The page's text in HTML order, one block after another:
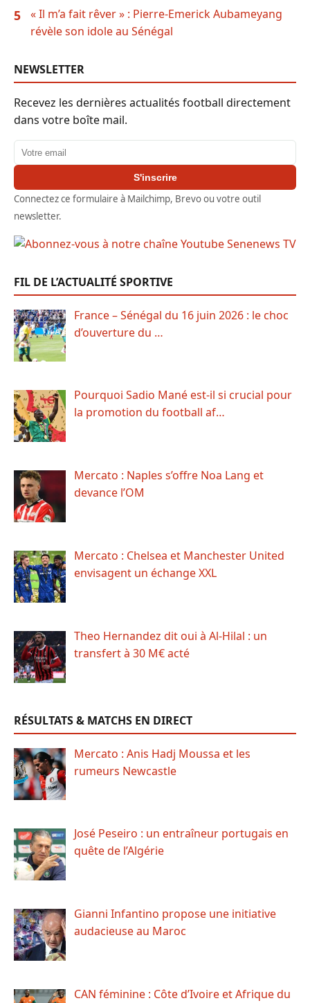
5
« Il m’a fait rêver » : Pierre-Emerick Aubameyang
révèle son idole au Sénégal
NEWSLETTER
Recevez les dernières actualités football directement
dans votre boîte mail.
Adresse email
S'inscrire
Connectez ce formulaire à Mailchimp, Brevo ou votre outil
newsletter.
FIL DE L’ACTUALITÉ SPORTIVE
France – Sénégal du 16 juin 2026 : le choc
d’ouverture du …
Pourquoi Sadio Mané est-il si crucial pour
la promotion du football af…
Mercato : Naples s’offre Noa Lang et
devance l’OM
Mercato : Chelsea et Manchester United
envisagent un échange XXL
Theo Hernandez dit oui à Al-Hilal : un
transfert à 30 M€ acté
RÉSULTATS & MATCHS EN DIRECT
Mercato : Anis Hadj Moussa et les
rumeurs Newcastle
José Peseiro : un entraîneur portugais en
quête de l’Algérie
Gianni Infantino propose une initiative
audacieuse au Maroc
CAN féminine : Côte d’Ivoire et Afrique du